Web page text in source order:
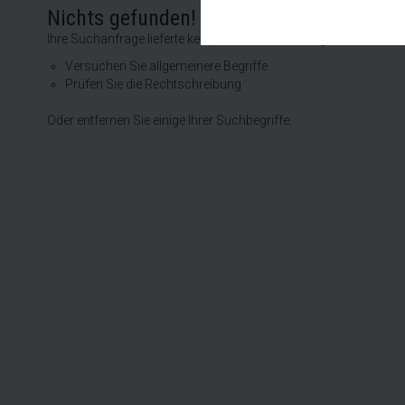
Nichts gefunden!
Ihre Suchanfrage lieferte kein passendes Suchergebnis
Versuchen Sie allgemeinere Begriffe
Prüfen Sie die Rechtschreibung
Oder entfernen Sie einige Ihrer Suchbegriffe:
Funktionalitäten. Außerdem
Statistik
Um unser Angebot und
unsere Inhalte optimieren.
Inhalte von externen